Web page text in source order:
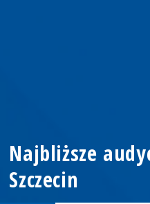
Najbliższe
Szczecin